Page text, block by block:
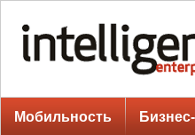
Мобильность